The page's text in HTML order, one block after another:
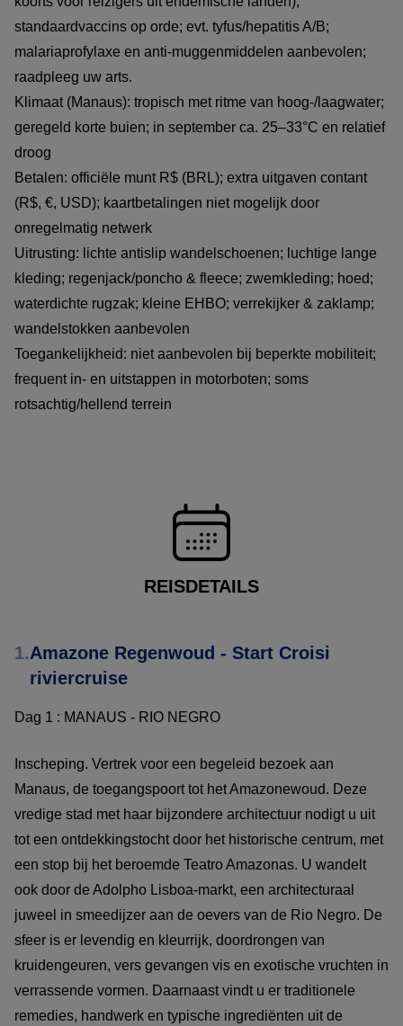
standaardvaccins op orde; evt. tyfus/hepatitis A/B;
malariaprofylaxe en anti-muggenmiddelen aanbevolen;
raadpleeg uw arts.
Klimaat (Manaus): tropisch met ritme van hoog-/laagwater;
geregeld korte buien; in september ca. 25–33°C en relatief
droog
Betalen: officiële munt R$ (BRL); extra uitgaven contant
(R$, €, USD); kaartbetalingen niet mogelijk door
onregelmatig netwerk
Uitrusting: lichte antislip wandelschoenen; luchtige lange
kleding; regenjack/poncho & fleece; zwemkleding; hoed;
waterdichte rugzak; kleine EHBO; verrekijker & zaklamp;
wandelstokken aanbevolen
Toegankelijkheid: niet aanbevolen bij beperkte mobiliteit;
frequent in- en uitstappen in motorboten; soms
rotsachtig/hellend terrein
REISDETAILS
1.Amazone Regenwoud - Start Croisi
riviercruise
Dag 1 : MANAUS - RIO NEGRO
Inscheping. Vertrek voor een begeleid bezoek aan
Manaus, de toegangspoort tot het Amazonewoud. Deze
vredige stad met haar bijzondere architectuur nodigt u uit
tot een ontdekkingstocht door het historische centrum, met
een stop bij het beroemde Teatro Amazonas. U wandelt
ook door de Adolpho Lisboa-markt, een architecturaal
juweel in smeedijzer aan de oevers van de Rio Negro. De
sfeer is er levendig en kleurrijk, doordrongen van
kruidengeuren, vers gevangen vis en exotische vruchten in
verrassende vormen. Daarnaast vindt u er traditionele
remedies, handwerk en typische ingrediënten uit de